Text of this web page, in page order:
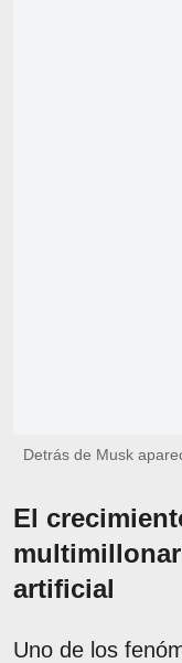
Detrás de Musk
El
artificial
Uno de los